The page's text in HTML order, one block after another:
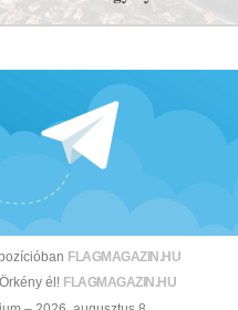
FLAGMAGAZIN.HU
él! FLAGMAGAZIN.HU